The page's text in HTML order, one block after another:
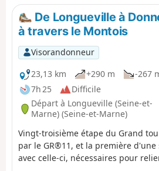
De Longueville à
à travers le Montois
Visorandonneur
23,13 km
+290 m
-267
7h 25
Difficile
Départ à Longueville (Seine-et-
Marne) (Seine-et-Marne)
Vingt-troisième étape du Grand
par le GR®11, et la première d'une
avec celle-ci, nécessaires pour